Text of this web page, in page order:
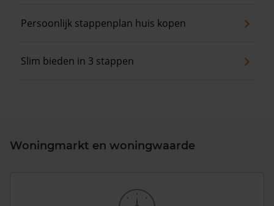
Persoonlijk stappenplan huis kopen
Slim bieden in 3 stappen
Woningmarkt en woningwaarde